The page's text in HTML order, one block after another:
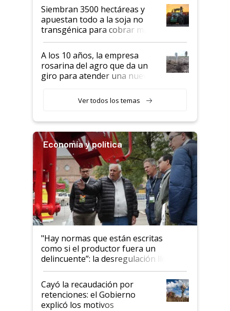
Siembran 3500 hectáreas y
apuestan todo a la soja no
transgénica para cobrar más
por tonelada: compraron un
semillero
A los 10 años, la empresa
rosarina del agro que da un
giro para atender una nueva
Ver todos los temas
Economía y política
"Hay normas que están escritas
como si el productor fuera un
delincuente”: la desregulación llegó
al Congreso Aapresid y hasta se
habló del financiamiento al IPCVA
Cayó la recaudación por
retenciones: el Gobierno
explicó los motivos